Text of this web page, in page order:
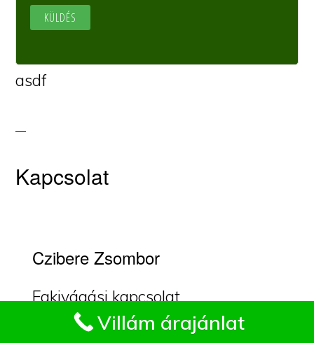
asdf
Kapcsolat
Czibere Zsombor
Fakivágási kapcsolat
Aquincumban.Villám árajánlat